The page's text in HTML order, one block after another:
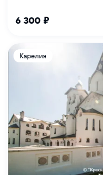
6 300 ₽
Карелия